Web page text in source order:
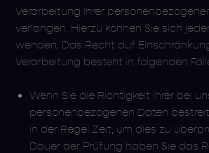
Verarbeitung Ihrer
verlangen. Hierzu können Sie sich
wenden. Das Recht auf
Verarbeitung besteht in folgenden
Wenn Sie die Richtigkeit Ihrer bei
personenbezogenen Daten
in der Regel Zeit, um dies zu
Dauer der Prüfung haben Sie das